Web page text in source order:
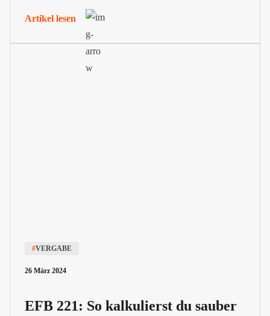
Urkalkulation, um Einheitspreise zu ermitteln und
Auftraggeber in seiner Ausschreibung gefordert. Wir...
Artikel lesen
#VERGABE
26 März 2024
EFB 221: So kalkulierst du sauber